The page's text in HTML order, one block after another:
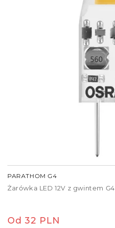
PARATHOM G4
Żarówka LED 12V z gwintem G4.
Cena
Od 32 PLN